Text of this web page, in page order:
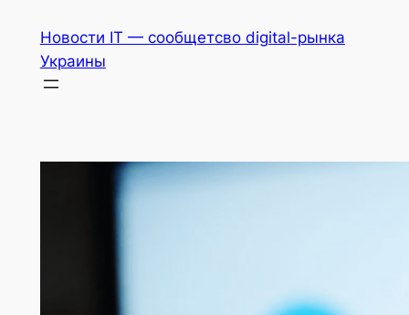
содержимому
Новости IT — сообщетсво digital-рынка
Украины